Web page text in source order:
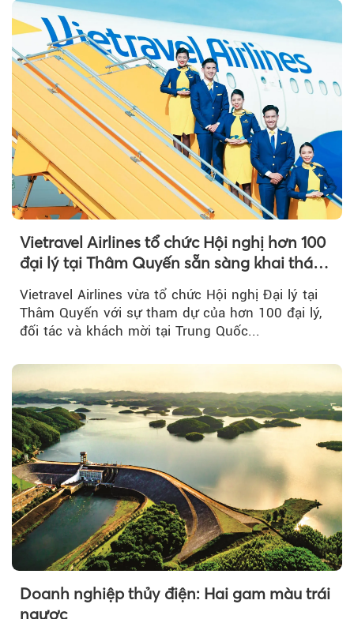
Vietravel Airlines tổ chức Hội nghị hơn 100
đại lý tại Thâm Quyến sẵn sàng khai thác
đường bay thẳng TP.HCM - Thâm Quyến
Vietravel Airlines vừa tổ chức Hội nghị Đại lý tại
Thâm Quyến với sự tham dự của hơn 100 đại lý,
đối tác và khách mời tại Trung Quốc...
Doanh nghiệp thủy điện: Hai gam màu trái
ngược